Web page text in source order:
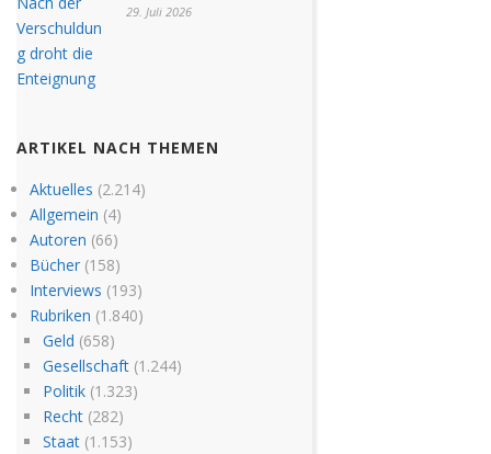
29. Juli 2026
ARTIKEL NACH THEMEN
Aktuelles (2.214)
Allgemein (4)
Autoren (66)
Bücher(158)
Interviews (193)
Rubriken (1.840)
Geld (658)
Gesellschaft(1.244)
Politik(1.323)
Recht(282)
Staat(1.153)